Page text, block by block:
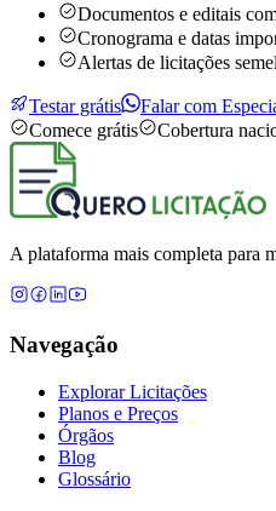
Documentos e editais
Cronograma e datas
Alertas de licitações
Testar grátis
Falar com
Comece grátis
Cobertura
A plataforma mais completa para
Navegação
Explorar Licitações
Planos e Preços
Órgãos
Blog
Glossário